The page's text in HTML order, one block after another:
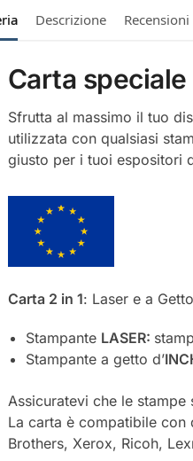
Descrizione Recensioni
Carta
Sfrutta al massimo il tuo
utilizzata con qualsiasi
giusto per i tuoi espositori
Carta 2 in 1: Laser e a
Stampante LASER:
Stampante a getto d’
Assicuratevi che le stampe
La carta è compatibile con
Brothers, Xerox, Ricoh,